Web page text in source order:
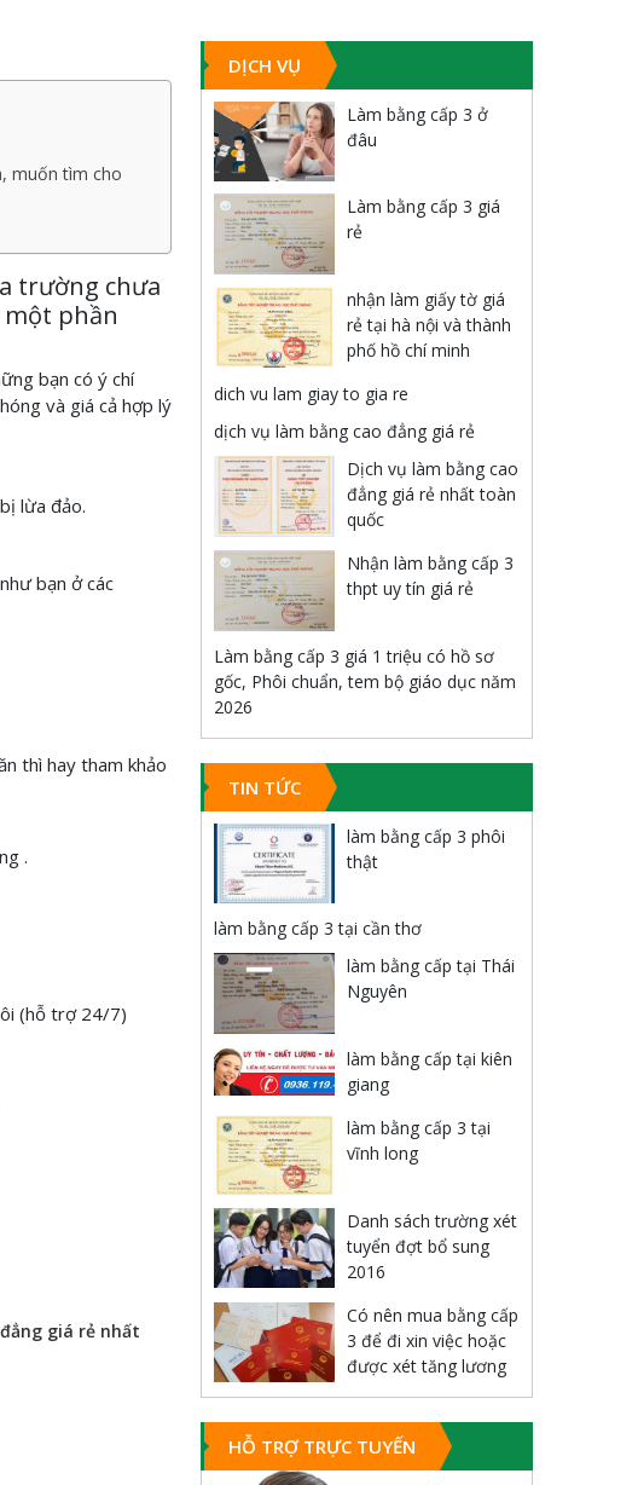
muốn tìm cho
trường chưa
phần
bạn có ý chí
và giá cả hợp lý
lừa đảo.
bạn ở các
thì hay tham khảo
.
(hỗ trợ 24/7)
giá rẻ nhất
DỊCH VỤ
Làm bằng cấp 3 ở
đâu
Làm bằng cấp 3 giá
rẻ
nhận làm giấy tờ giá
rẻ tại hà nội và thành
phố hồ chí minh
dich vu lam giay to gia re
dịch vụ làm bằng cao đẳng giá rẻ
Dịch vụ làm bằng cao
đẳng giá rẻ nhất toàn
quốc
Nhận làm bằng cấp 3
thpt uy tín giá rẻ
Làm bằng cấp 3 giá 1 triệu có hồ sơ
gốc, Phôi chuẩn, tem bộ giáo dục năm
2026
TIN TỨC
làm bằng cấp 3 phôi
thật
làm bằng cấp 3 tại cần thơ
làm bằng cấp tại Thái
Nguyên
làm bằng cấp tại kiên
giang
làm bằng cấp 3 tại
vĩnh long
Danh sách trường xét
tuyển đợt bổ sung
2016
Có nên mua bằng cấp
3 để đi xin việc hoặc
được xét tăng lương
HỖ TRỢ TRỰC TUYẾN